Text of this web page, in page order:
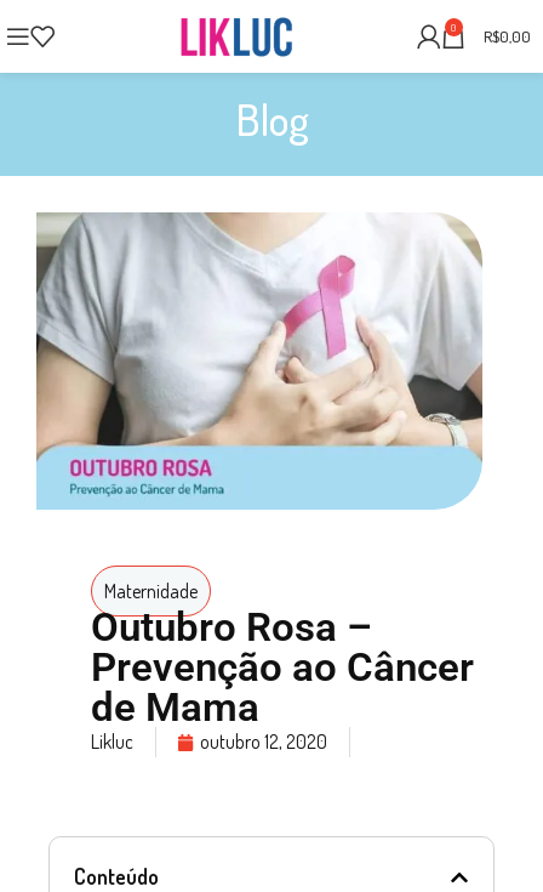
0 R$0,00
Blog
Maternidade
Outubro Rosa –
Prevenção ao Câncer
de Mama
Likluc outubro 12, 2020
Conteúdo